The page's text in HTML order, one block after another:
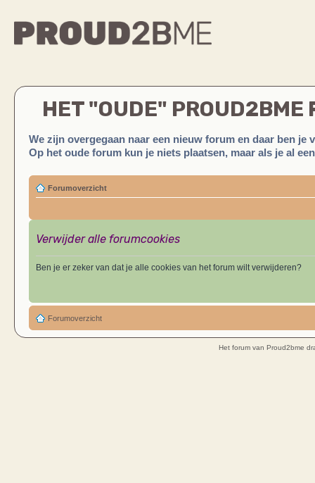
HET "OUDE" PROUD2BME
We zijn overgegaan naar een nieuw forum en daar ben je
Op het oude forum kun je niets plaatsen, maar als je al
Forumoverzicht
Verwijder alle forumcookies
Ben je er zeker van dat je alle cookies van het forum wilt verwijderen?
Forumoverzicht
Het forum van Proud2bme